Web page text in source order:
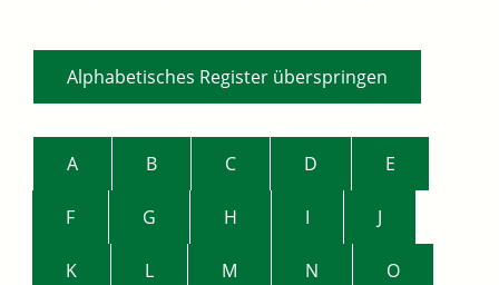
Alphabetisches Register überspringen
A B C D E
F G H I J
K L M N O